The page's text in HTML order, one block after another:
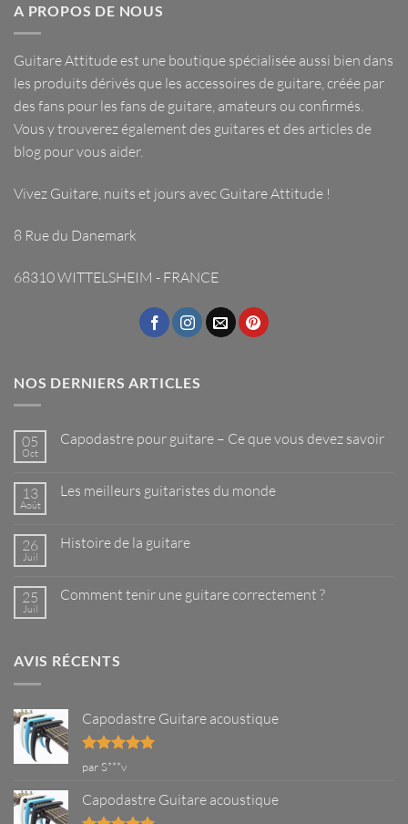
A PROPOS DE NOUS
Guitare Attitude est une boutique spécialisée aussi bien dans
les produits dérivés que les accessoires de guitare, créée par
des fans pour les fans de guitare, amateurs ou confirmés.
Vous y trouverez également des guitares et des articles de
blog pour vous aider.
Vivez Guitare, nuits et jours avec Guitare Attitude !
8 Rue du Danemark
68310 WITTELSHEIM - FRANCE
NOS DERNIERS ARTICLES
05
Oct
Capodastre pour guitare – Ce que vous devez savoir
Capodastre
Ce
que
savoir
13
Août
Les meilleurs guitaristes du monde
Les
monde
26
Juil
Histoire de la guitare
Histoire
25
Juil
Comment tenir une guitare correctement ?
tenir
?
AVIS RÉCENTS
Capodastre Guitare acoustique
Note5sur
par S***v
Capodastre Guitare acoustique